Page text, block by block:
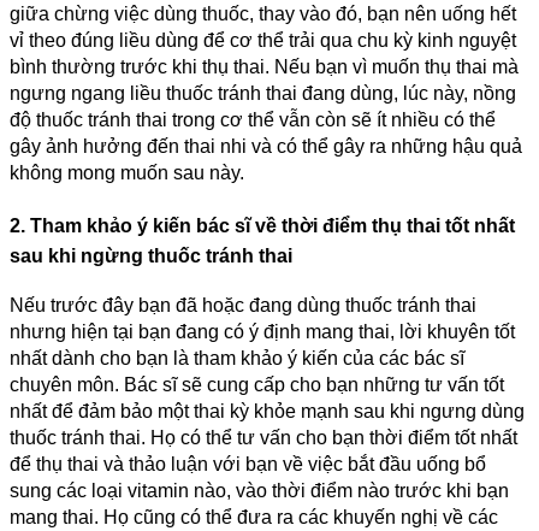
giữa chừng việc dùng thuốc, thay vào đó, bạn nên uống hết
vỉ theo đúng liều dùng để cơ thể trải qua chu kỳ kinh nguyệt
bình thường trước khi thụ thai. Nếu bạn vì muốn thụ thai mà
ngưng ngang liều thuốc tránh thai đang dùng, lúc này, nồng
độ thuốc tránh thai trong cơ thể vẫn còn sẽ ít nhiều có thể
gây ảnh hưởng đến thai nhi và có thể gây ra những hậu quả
không mong muốn sau này.
2. Tham khảo ý kiến bác sĩ về thời điểm thụ thai tốt nhất
sau khi ngừng thuốc tránh thai
Nếu trước đây bạn đã hoặc đang dùng thuốc tránh thai
nhưng hiện tại bạn đang có ý định mang thai, lời khuyên tốt
nhất dành cho bạn là tham khảo ý kiến của các bác sĩ
chuyên môn. Bác sĩ sẽ cung cấp cho bạn những tư vấn tốt
nhất để đảm bảo một thai kỳ khỏe mạnh sau khi ngưng dùng
thuốc tránh thai. Họ có thể tư vấn cho bạn thời điểm tốt nhất
để thụ thai và thảo luận với bạn về việc bắt đầu uống bổ
sung các loại vitamin nào, vào thời điểm nào trước khi bạn
mang thai. Họ cũng có thể đưa ra các khuyến nghị về các